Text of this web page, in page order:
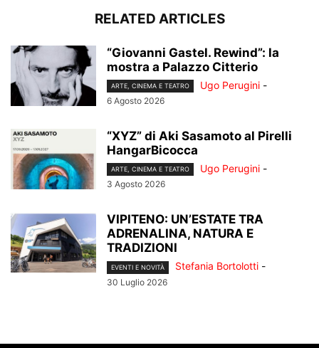
RELATED ARTICLES
“Giovanni Gastel. Rewind”: la
mostra a Palazzo Citterio
ARTE, CINEMA E TEATRO Ugo Perugini -
6 Agosto 2026
“XYZ” di Aki Sasamoto al Pirelli
HangarBicocca
ARTE, CINEMA E TEATRO Ugo Perugini -
3 Agosto 2026
VIPITENO: UN’ESTATE TRA
ADRENALINA, NATURA E
TRADIZIONI
EVENTI E NOVITÀ Stefania Bortolotti -
30 Luglio 2026